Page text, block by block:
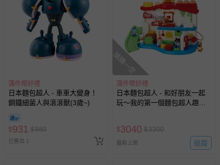
滿件贈好禮
日本麵包超人 - 車車大變身！
鋼鐵細菌人與滾滾獸(3歲~)
$931 $980
已售出 1
搶購一空
滿件贈好禮
日本麵包超人 - 和好朋友一起
玩～我的第一個麵包超人趣味
$3040 $3200
最新上架 追蹤